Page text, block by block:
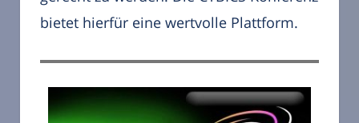
bietet hierfür eine wertvolle Plattform.